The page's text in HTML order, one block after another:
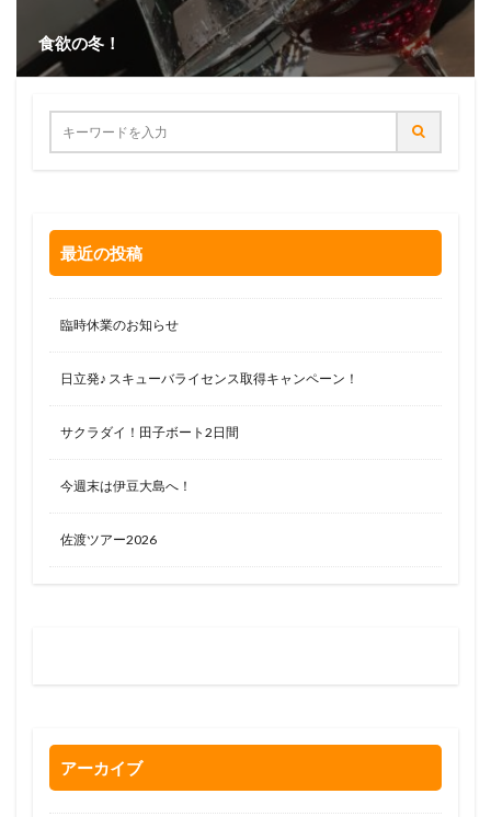
食欲の冬！
最近の投稿
臨時休業のお知らせ
日立発♪ スキューバライセンス取得キャンペーン！
サクラダイ！田子ボート2日間
今週末は伊豆大島へ！
佐渡ツアー2026
アーカイブ